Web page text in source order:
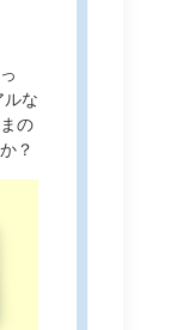
ルな
の
？